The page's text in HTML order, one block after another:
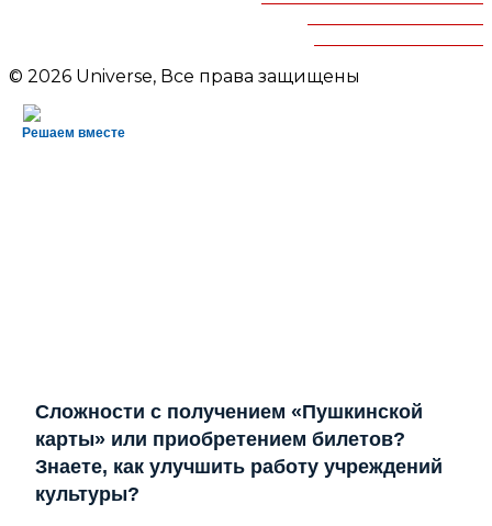
© 2026 Universe, Все права защищены
Решаем вместе
Сложности с получением «Пушкинской
карты» или приобретением билетов?
Знаете, как улучшить работу учреждений
культуры?